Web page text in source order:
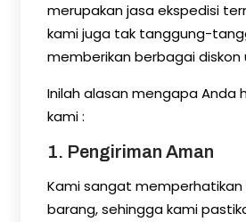
merupakan jasa ekspedisi
kami juga tak tanggung-
memberikan berbagai diskon
Inilah alasan mengapa Anda
kami :
1. Pengiriman Aman
Kami sangat
barang, sehingga kami